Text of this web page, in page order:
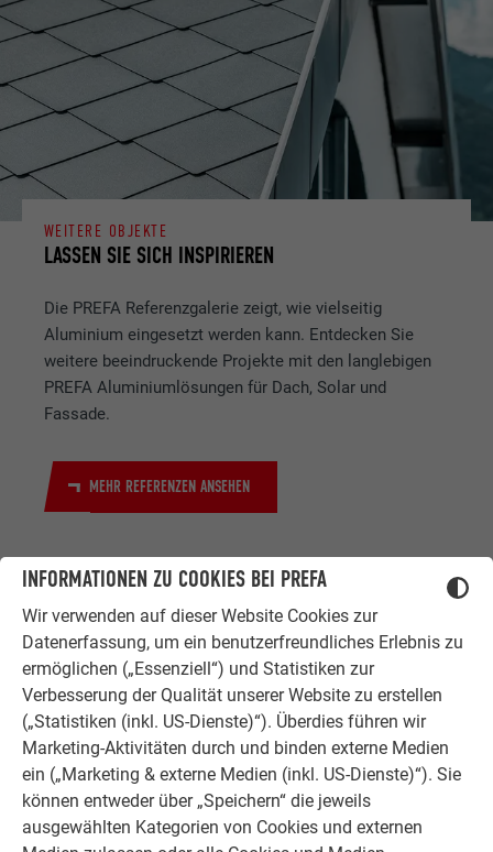
INFORMATIONEN ZU COOKIES BEI PREFA
Wir verwenden auf dieser Website Cookies zur
Datenerfassung, um ein benutzerfreundliches Erlebnis zu
ermöglichen („Essenziell“) und Statistiken zur
Verbesserung der Qualität unserer Website zu erstellen
(„Statistiken (inkl. US-Dienste)“). Überdies führen wir
Marketing-Aktivitäten durch und binden externe Medien
ein („Marketing & externe Medien (inkl. US-Dienste)“). Sie
können entweder über „Speichern“ die jeweils
ausgewählten Kategorien von Cookies und externen
LASSEN SIE SICH INSPIRIEREN
WEITERE OBJEKTE
Die PREFA Referenzgalerie zeigt, wie vielseitig
Aluminium eingesetzt werden kann. Entdecken Sie
weitere beeindruckende Projekte mit den langlebigen
PREFA Aluminiumlösungen für Dach, Solar und
Fassade.
MEHR REFERENZEN ANSEHEN
ERFAHRUNGSBERICHTE
ZUFRIEDENE KUNDEN
Ob Bauherr, Sanierer, Verarbeiter oder
Architekt - die Zufriedenheit all
unserer Kunden liegt uns am Herzen.
Deshalb versuchen wir als PREFA in